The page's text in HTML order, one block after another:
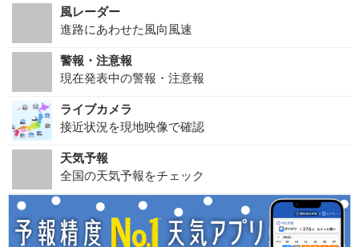
風レーダー
進路にあわせた風向風速
警報・注意報
現在発表中の警報・注意報
ライブカメラ
接近状況を現地映像で確認
天気予報
全国の天気予報をチェック